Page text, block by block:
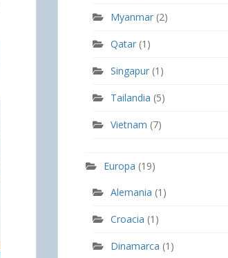
Myanmar (2)
Qatar (1)
Singapur (1)
Tailandia (5)
Vietnam (7)
Europa (19)
Alemania (1)
Croacia (1)
Dinamarca (1)